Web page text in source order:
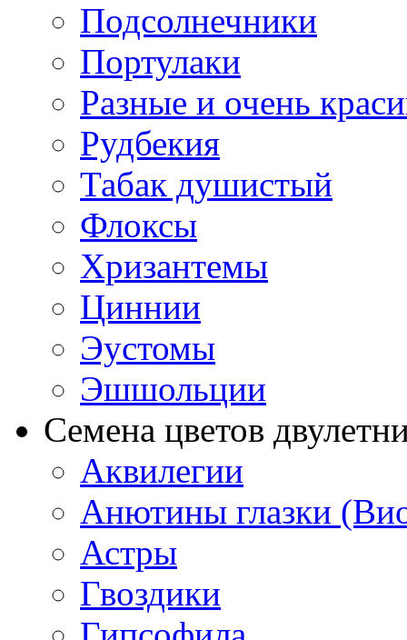
Подсолнечники
Портулаки
Разные и очень
Рудбекия
Табак душистый
Флоксы
Хризантемы
Циннии
Эустомы
Эшшольции
Семена цветов
Аквилегии
Анютины глазки
Астры
Гвоздики